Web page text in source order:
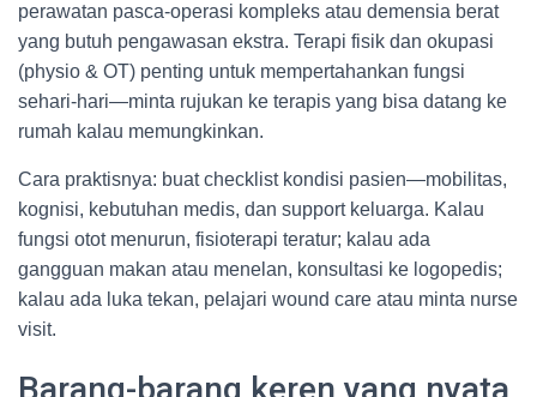
perawatan pasca-operasi kompleks atau demensia berat
yang butuh pengawasan ekstra. Terapi fisik dan okupasi
(physio & OT) penting untuk mempertahankan fungsi
sehari-hari—minta rujukan ke terapis yang bisa datang ke
rumah kalau memungkinkan.
Cara praktisnya: buat checklist kondisi pasien—mobilitas,
kognisi, kebutuhan medis, dan support keluarga. Kalau
fungsi otot menurun, fisioterapi teratur; kalau ada
gangguan makan atau menelan, konsultasi ke logopedis;
kalau ada luka tekan, pelajari wound care atau minta nurse
visit.